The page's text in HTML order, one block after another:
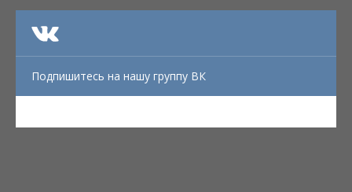
Подпишитесь на нашу группу ВК